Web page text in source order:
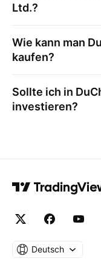
Ltd.?
Wie kann man
kaufen?
Sollte ich in
investieren?
Deutsch